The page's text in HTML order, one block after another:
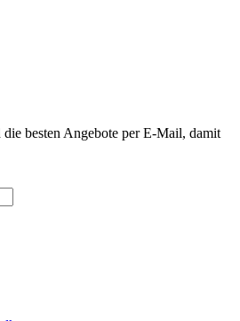
besten Angebote per E-Mail, damit